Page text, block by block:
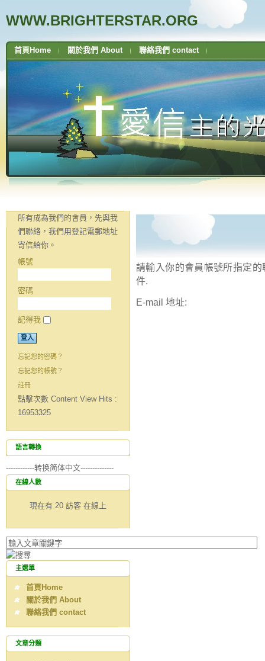
WWW.BRIGHTERSTAR.ORG
首頁Home 關於我們 About 聯絡我們 contact
所有成為我們的會員，先與我
們聯絡，我們用登記電郵地址
寄信給你。
帳號
密碼
記得我
忘記您的密碼？
忘記您的帳號？
註冊
點擊次數 Content View Hits :
16953325
語言轉換
------------转换简体中文--------------
在線人數
現在有 20 訪客 在線上
主選單
首頁Home
關於我們 About
聯絡我們 contact
文章分類
忘記您的帳號？
請輸入你的會員帳號所指定
件.
E-mail 地址: